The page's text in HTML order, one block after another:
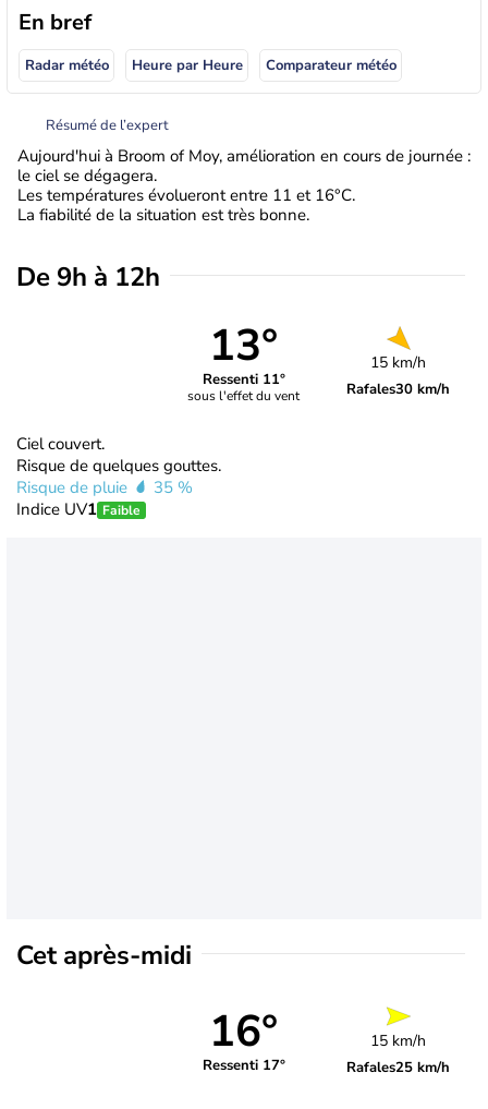
En bref
Radar météo Heure par Heure Comparateur météo
Résumé de l’expert
Aujourd'hui à Broom of Moy, amélioration en cours de journée :
le ciel se dégagera.
Les températures évolueront entre 11 et 16°C.
La fiabilité de la situation est très bonne.
De 9h à 12h
13°
Ressenti 11°
sous l'effet du vent
15 km/h
Rafales30 km/h
Ciel couvert.
Risque de quelques gouttes.
Risque de pluie
35 %
Indice UV1 Faible
Cet après-midi
16°
Ressenti 17°
15 km/h
Rafales25 km/h